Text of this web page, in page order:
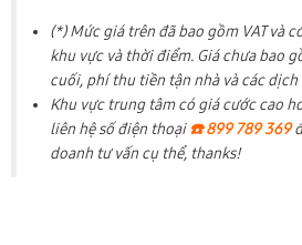
(*) Mức giá trên đã bao gồm VAT và
khu vực và thời điểm. Giá chưa bao
cuối, phí thu tiền tận nhà và các dịch
Khu vực trung tâm có giá cước cao
liên hệ số điện thoại☎️ 899 789 369
doanh tư vấn cụ thể, thanks!